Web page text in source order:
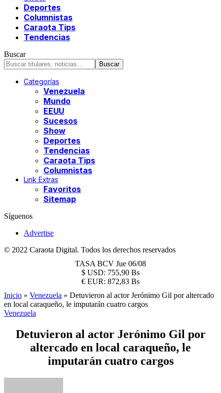
Deportes
Columnistas
Caraota Tips
Tendencias
Buscar
Categorías
Venezuela
Mundo
EEUU
Sucesos
Show
Deportes
Tendencias
Caraota Tips
Columnistas
Link Extras
Favoritos
Sitemap
Síguenos
Advertise
© 2022 Caraota Digital. Todos los derechos reservados
TASA BCV Jue 06/08
$ USD: 755,90 Bs
€ EUR: 872,83 Bs
Inicio » Venezuela » Detuvieron al actor Jerónimo Gil por altercado
en local caraqueño, le imputarán cuatro cargos
Venezuela
Detuvieron al actor Jerónimo Gil por
altercado en local caraqueño, le
imputarán cuatro cargos